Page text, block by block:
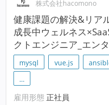
株式会社hacomono
健康課題の解決&リア
成長中ウェルネス
クトエンジニア_エン
mysql vue.js
…
雇用形態 正社員